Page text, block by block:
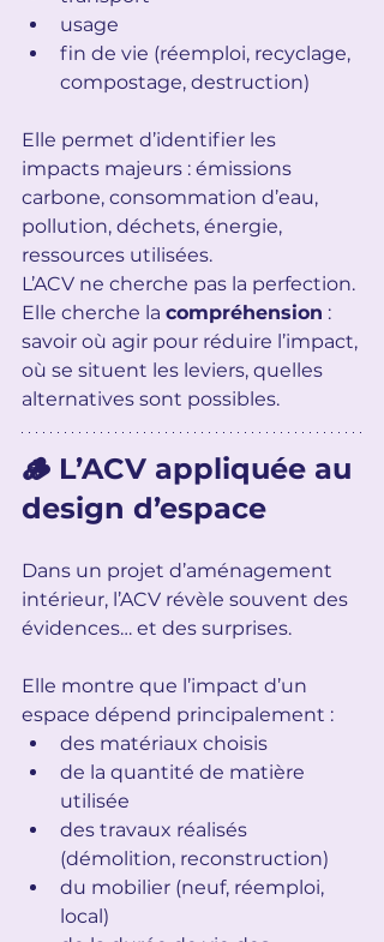
usage
fin de vie (réemploi, recyclage,
compostage, destruction)
Elle permet d’identifier les
impacts majeurs : émissions
carbone, consommation d’eau,
pollution, déchets, énergie,
ressources utilisées.
L’ACV ne cherche pas la perfection.
Elle cherche la compréhension :
savoir où agir pour réduire l’impact,
où se situent les leviers, quelles
alternatives sont possibles.
🪵 L’ACV appliquée au
design d’espace
Dans un projet d’aménagement
intérieur, l’ACV révèle souvent des
évidences… et des surprises.
Elle montre que l’impact d’un
espace dépend principalement :
des matériaux choisis
de la quantité de matière
utilisée
des travaux réalisés
(démolition, reconstruction)
du mobilier (neuf, réemploi,
local)